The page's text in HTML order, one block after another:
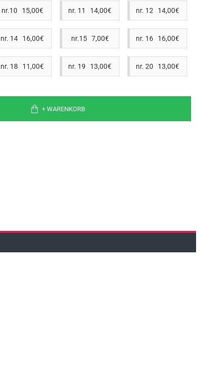
nr.10 15,00€ nr. 11 14,00€ nr. 12 14,00€
nr. 14 16,00€ nr.15 7,00€ nr. 16 16,00€
nr. 18 11,00€ nr. 19 13,00€ nr. 20 13,00€
+ WARENKORB